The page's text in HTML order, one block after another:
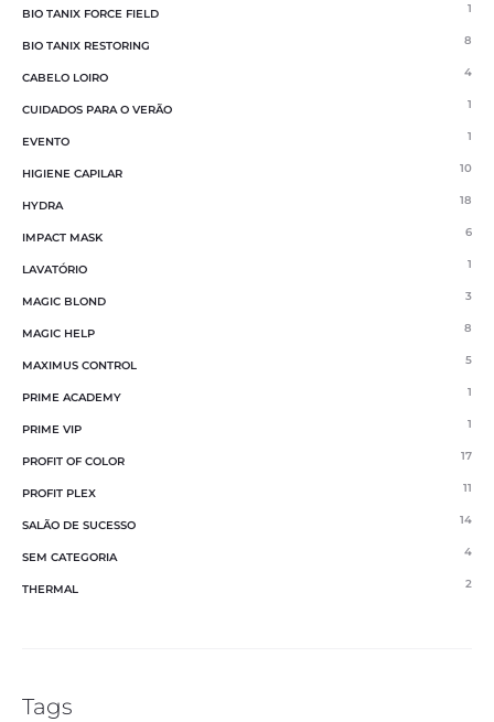
BIO TANIX FORCE FIELD 1
BIO TANIX RESTORING 8
CABELO LOIRO 4
CUIDADOS PARA O VERÃO 1
EVENTO 1
HIGIENE CAPILAR 10
HYDRA 18
IMPACT MASK 6
LAVATÓRIO 1
MAGIC BLOND 3
MAGIC HELP 8
MAXIMUS CONTROL 5
PRIME ACADEMY 1
PRIME VIP 1
PROFIT OF COLOR 17
PROFIT PLEX 11
SALÃO DE SUCESSO 14
SEM CATEGORIA 4
THERMAL 2
Tags